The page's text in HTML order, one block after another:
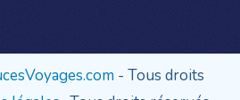
- Tous droits